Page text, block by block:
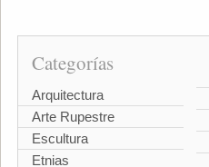
Categorías
Arquitectura
Arte Rupestre
Escultura
Etnias